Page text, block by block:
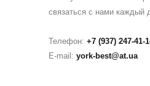
связаться с нами каждый
Телефон: +7 (937) 247-41-
E-mail: york-best@at.ua